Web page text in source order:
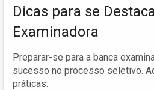
Dicas para se
Examinadora
Preparar-se para a banca
sucesso no processo seletivo.
práticas: